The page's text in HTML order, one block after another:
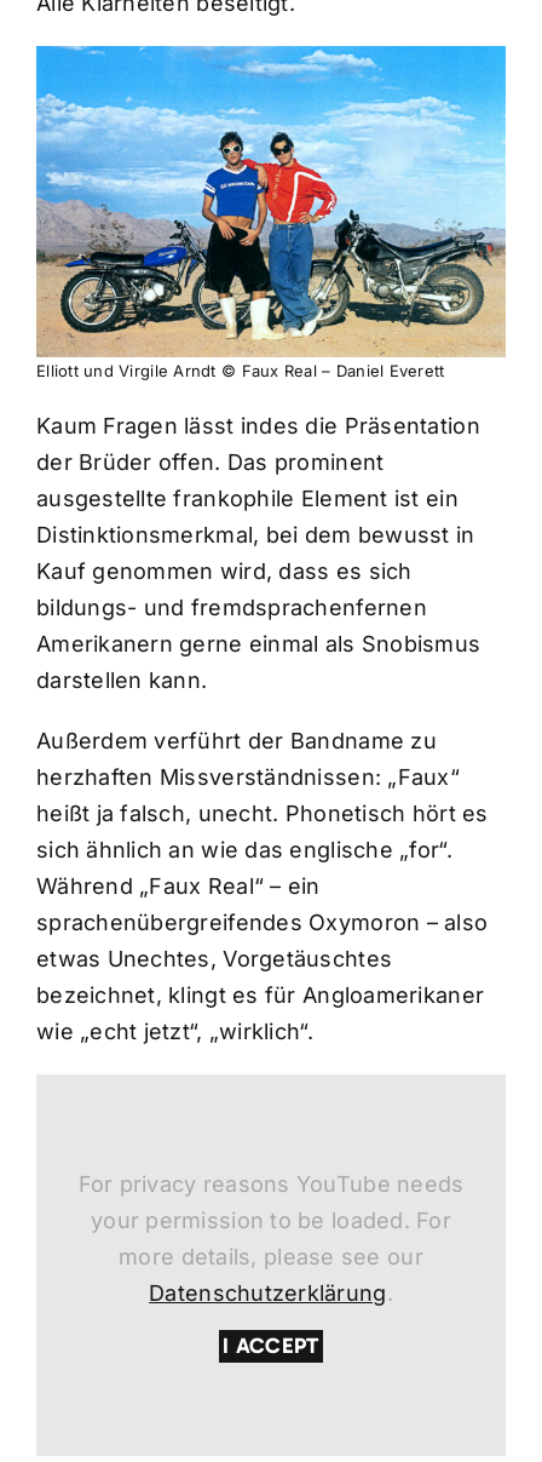
Elliott und Virgile Arndt © Faux Real – Daniel Everett
Kaum Fragen lässt indes die Präsentation
der Brüder offen. Das prominent
ausgestellte frankophile Element ist ein
Distinktionsmerkmal, bei dem bewusst in
Kauf genommen wird, dass es sich
bildungs- und fremdsprachenfernen
Amerikanern gerne einmal als Snobismus
darstellen kann.
Außerdem verführt der Bandname zu
herzhaften Missverständnissen: „Faux“
heißt ja falsch, unecht. Phonetisch hört es
sich ähnlich an wie das englische „for“.
Während „Faux Real“ – ein
sprachenübergreifendes Oxymoron – also
etwas Unechtes, Vorgetäuschtes
bezeichnet, klingt es für Angloamerikaner
wie „echt jetzt“, „wirklich“.
For privacy reasons YouTube needs
your permission to be loaded. For
more details, please see our
Datenschutzerklärung.
I ACCEPT